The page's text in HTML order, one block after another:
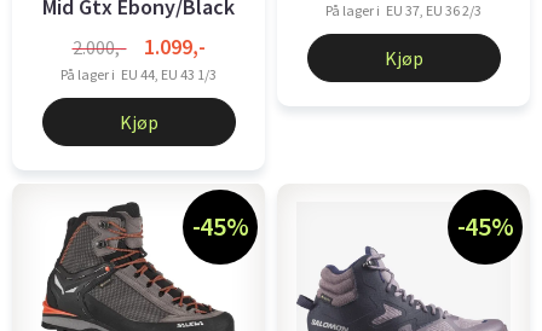
Mid Gtx Ebony/Black
2.000,- 1.099,-
På lager i EU 44, EU 43 1/3
Kjøp
På lager i EU 37, EU 36 2/3
Kjøp
-45% -45%